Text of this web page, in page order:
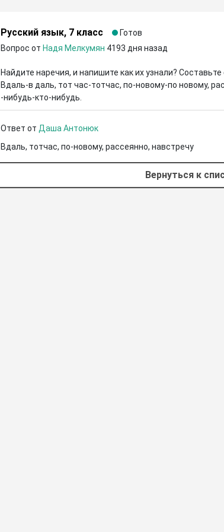
Русский язык, 7 класс
Готов
Вопрос от Надя Мелкумян 4193 дня назад
Найдите наречия, и напишите как их узнали?
Вдаль-в даль, тот час-тотчас, по-новому-по новому,
-нибудь-кто-нибудь.
Ответ от Даша Антонюк
Вдаль, тотчас, по-новому, рассеянно, навстречу
Вернуться к